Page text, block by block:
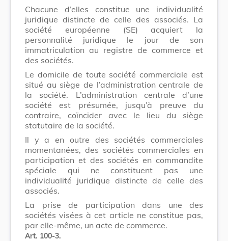
Chacune d’elles constitue une individualité
juridique distincte de celle des associés. La
société européenne (SE) acquiert la
personnalité juridique le jour de son
immatriculation au registre de commerce et
des sociétés.
Le domicile de toute société commerciale est
situé au siège de l’administration centrale de
la société. L’administration centrale d’une
société est présumée, jusqu’à preuve du
contraire, coïncider avec le lieu du siège
statutaire de la société.
Il y a en outre des sociétés commerciales
momentanées, des sociétés commerciales en
participation et des sociétés en commandite
spéciale qui ne constituent pas une
individualité juridique distincte de celle des
associés.
La prise de participation dans une des
sociétés visées à cet article ne constitue pas,
par elle-même, un acte de commerce.
Art. 100-3.